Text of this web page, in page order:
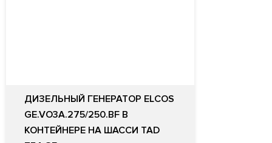
ДИЗЕЛЬНЫЙ ГЕНЕРАТОР ELCOS
GE.VO3A.275/250.BF В
КОНТЕЙНЕРЕ НА ШАССИ TAD